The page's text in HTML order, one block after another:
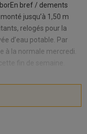
bref / dements
jusqu’à 1,50 m
relogés pour la
d’eau potable. Par
à la normale mercredi.
fin de semaine.